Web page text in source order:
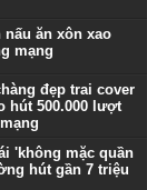
nấu ăn xôn xao
mạng
đẹp trai cover
hút 500.000 lượt
'không mặc quần
hút gần 7 triệu